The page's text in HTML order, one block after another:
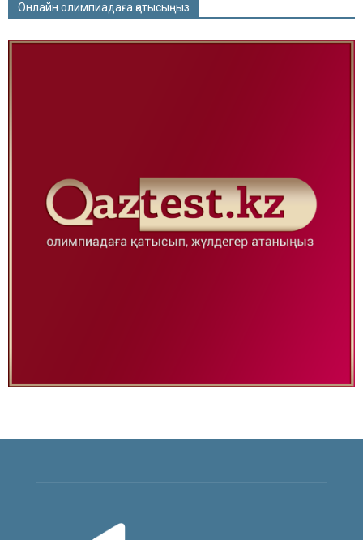
Онлайн олимпиадаға қатысыңыз